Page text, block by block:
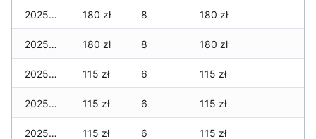
2025-02-06 180 zł 8 180 zł
2025-02-05 180 zł 8 180 zł
2025-02-04 115 zł 6 115 zł
2025-02-02 115 zł 6 115 zł
2025-02-01 115 zł 6 115 zł